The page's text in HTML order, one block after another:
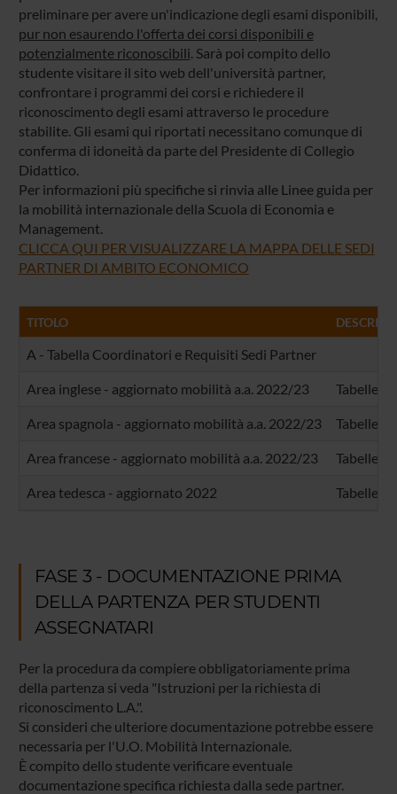
preliminare per avere un'indicazione degli esami disponibili,
pur non esaurendo l'offerta dei corsi disponibili e
potenzialmente riconoscibili. Sarà poi compito dello
studente visitare il sito web dell'università partner,
confrontare i programmi dei corsi e richiedere il
riconoscimento degli esami attraverso le procedure
stabilite. Gli esami qui riportati necessitano comunque di
conferma di idoneità da parte del Presidente di Collegio
Didattico.
Per informazioni più specifiche si rinvia alle Linee guida per
la mobilità internazionale della Scuola di Economia e
Management.
CLICCA QUI PER VISUALIZZARE LA MAPPA DELLE SEDI
PARTNER DI AMBITO ECONOMICO
TITOLO
A - Tabella Coordinatori e Requisiti Sedi Partner
Area inglese - aggiornato mobilità a.a. 2022/23 Tabelle
Area spagnola - aggiornato mobilità a.a. 2022/23 Tabelle
Area francese - aggiornato mobilità a.a. 2022/23 Tabelle
Area tedesca - aggiornato 2022 Tabelle
FASE 3 - DOCUMENTAZIONE PRIMA
DELLA PARTENZA PER STUDENTI
ASSEGNATARI
Per la procedura da compiere obbligatoriamente prima
della partenza si veda "Istruzioni per la richiesta di
riconoscimento L.A.".
Si consideri che ulteriore documentazione potrebbe essere
necessaria per l'U.O. Mobilità Internazionale.
È compito dello studente verificare eventuale
documentazione specifica richiesta dalla sede partner.